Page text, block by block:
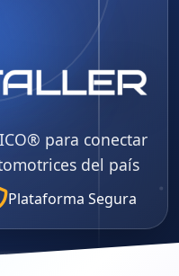
para conectar
del país
Plataforma Segura